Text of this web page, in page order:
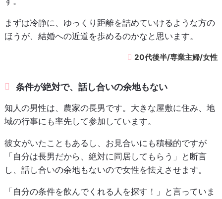
まずは冷静に、ゆっくり距離を詰めていけるような方の
ほうが、結婚への近道を歩めるのかなと思います。
20代後半/専業主婦/女性
条件が絶対で、話し合いの余地もない
知人の男性は、農家の長男です。大きな屋敷に住み、地
域の行事にも率先して参加しています。
彼女がいたこともあるし、お見合いにも積極的ですが
「自分は長男だから、絶対に同居してもらう」と断言
し、話し合いの余地もないので女性を怯えさせます。
「自分の条件を飲んでくれる人を探す！」と言っていま